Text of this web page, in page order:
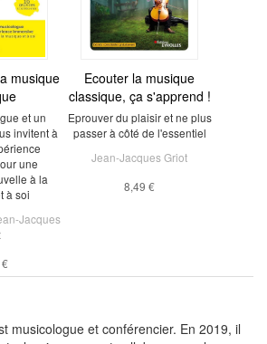
musique
et un
invitent à
une
à la
à soi
Jacques
Ecouter la musique
classique, ça s'apprend !
Eprouver du plaisir et ne plus
passer à côté de l'essentiel
Jean-Jacques Griot
8,49 €
musicologue et conférencier. En 2019, il